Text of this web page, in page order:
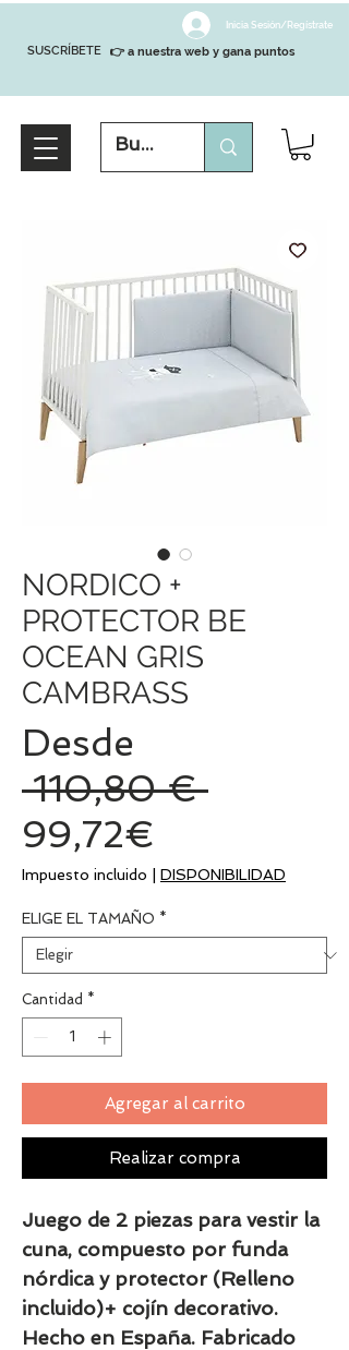
SUSCRÍBETE
Inicia Sesión/Regístrate
👉 a nuestra web y gana puntos
NORDICO +
PROTECTOR BE
OCEAN GRIS
CAMBRASS
Desde
110,80 € Precio
99,72€
de
oferta
Impuesto incluido DISPONIBILIDAD
ELIGE EL TAMAÑO *
Cantidad *
Agregar al carrito
Realizar compra
Juego de 2 piezas para vestir la
cuna, compuesto por funda
nórdica y protector (Relleno
incluido)+ cojín decorativo.
Hecho en España. Fabricado